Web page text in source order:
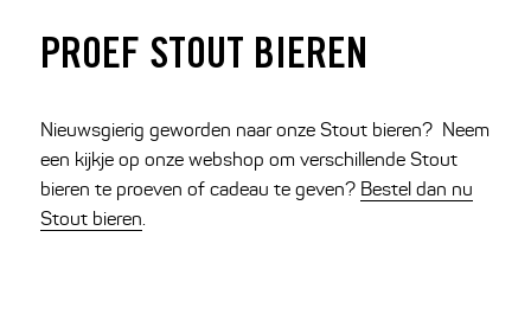
PROEF STOUT BIEREN
Nieuwsgierig geworden naar onze Stout bieren? Neem
een kijkje op onze webshop om verschillende Stout
bieren te proeven of cadeau te geven? Bestel dan nu
Stout bieren.